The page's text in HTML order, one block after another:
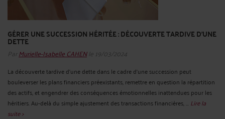
GÉRER UNE SUCCESSION HÉRITÉE : DÉCOUVERTE TARDIVE D'UNE
DETTE
Par Murielle-Isabelle CAHENle 19/03/2024
La découverte tardive d'une dette dans le cadre d'une succession peut
bouleverser les plans financiers préexistants, remettre en question la répartition
des actifs, et engendrer des conséquences émotionnelles inattendues pour les
héritiers. Au-delà du simple ajustement des transactions financières, ... Lire la
suite >